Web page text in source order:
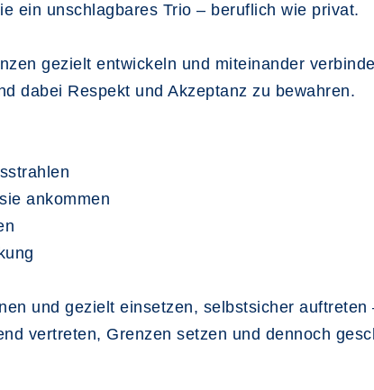
ein unschlagbares Trio – beruflich wie privat.
gezielt entwickeln und miteinander
dabei Respekt und Akzeptanz zu bewahren.
ankommen
und gezielt einsetzen, selbstsicher auftreten
vertreten, Grenzen setzen und dennoch